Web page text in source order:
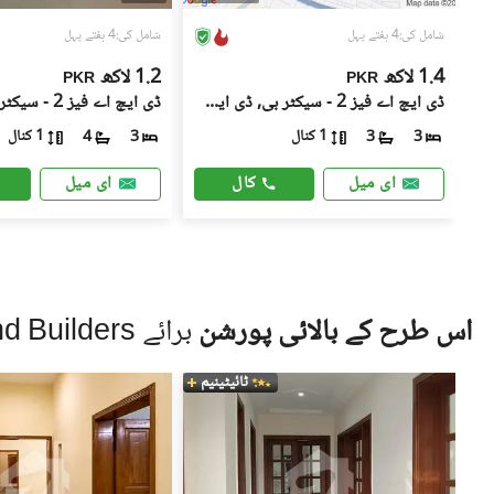
شامل کی:4 ہفتے پہل
PKR 1.2 لاکھ
3
4 1 کنال
ای میل
شامل کی:4 ہفتے پہل
PKR 1.4 لاکھ
ڈی ایچ اے فیز 2 - سیکٹر بی, ڈی ایچ اے ڈیفینس فیز 2
3
3 1 کنال
ای میل کال
اس طرح کے بالائی پورشنبرائے Mian Brothers Estate and Builders
ٹائیٹینیم